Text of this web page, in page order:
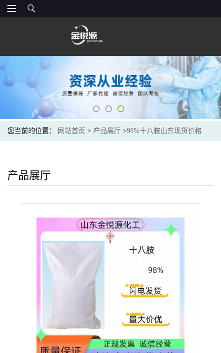
您当前的位置： 网站首页 > 产品展厅 >98%十八胺山东现货价格
产品展厅